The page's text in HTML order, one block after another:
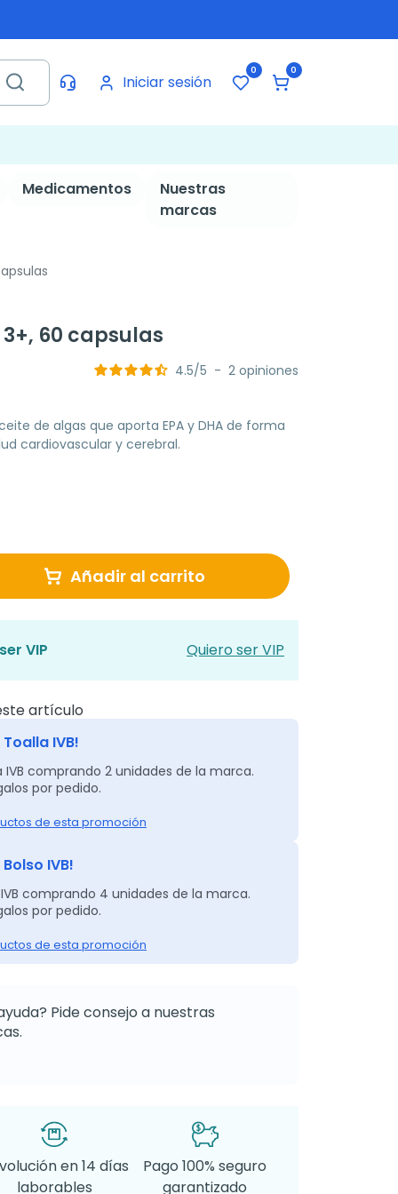
Iniciar sesión
0 0
Medicamentos
Nuestras
marcas
60 capsulas
4.5/5 - 2 opiniones
de algas que aporta EPA y DHA de forma
cardiovascular y cerebral.
Añadir al carrito
VIP Quiero ser VIP
artículo
Toalla IVB!
IVB comprando 2 unidades de la marca.
por pedido.
de esta promoción
IVB!
IVB comprando 4 unidades de la marca.
por pedido.
de esta promoción
Pide consejo a nuestras
en 14 días
laborables
Pago 100% seguro
garantizado